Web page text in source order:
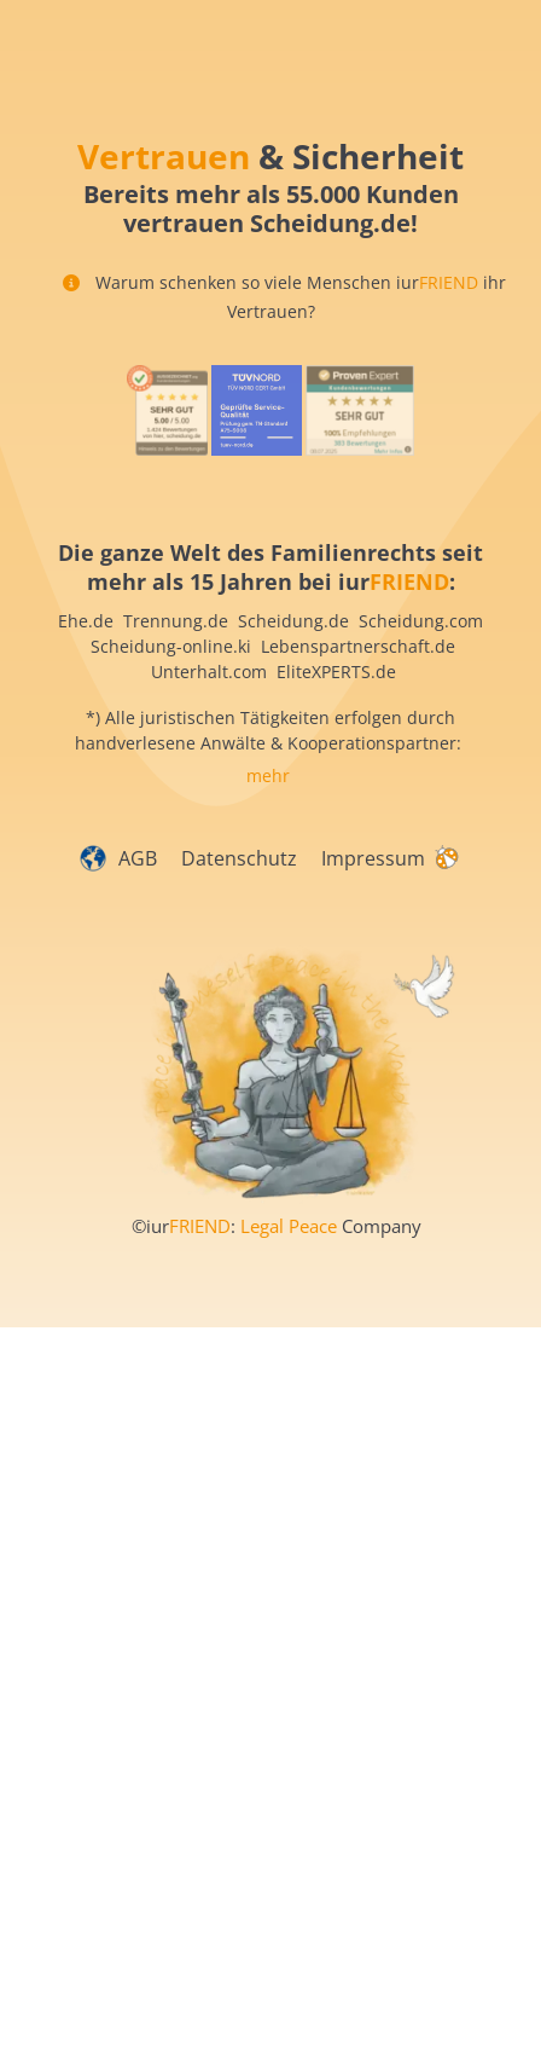
Vertrauen & Sicherheit
Bereits mehr als 55.000 Kunden
vertrauen Scheidung.de!
Warum schenken so viele Menschen iurFRIEND ihr
Vertrauen?
Die ganze Welt des Familienrechts seit
mehr als 15 Jahren bei iurFRIEND:
Ehe.de Trennung.de Scheidung.de Scheidung.com
Scheidung-online.ki Lebenspartnerschaft.de
Unterhalt.com EliteXPERTS.de
*) Alle juristischen Tätigkeiten erfolgen durch
handverlesene Anwälte & Kooperationspartner:
mehr
AGB Datenschutz Impressum
©iurFRIEND: Legal Peace Company